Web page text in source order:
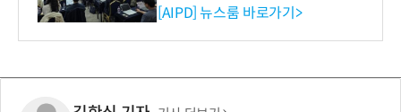
재산처 1호 AI IP데이터분석
[AIPD] 뉴스룸 바로가기>